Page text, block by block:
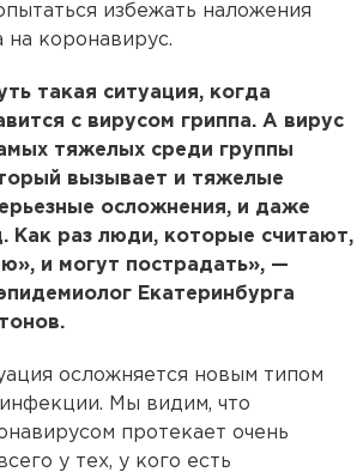
избежать наложения
на коронавирус.
такая ситуация, когда
с вирусом гриппа. А вирус
тяжелых среди группы
вызывает и тяжелые
осложнения, и даже
Как раз люди, которые считают,
и могут пострадать», —
Екатеринбурга
осложняется новым типом
Мы видим, что
протекает очень
у тех, у кого есть